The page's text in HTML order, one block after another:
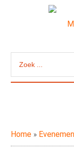
Grote
de
Federatie
Home »